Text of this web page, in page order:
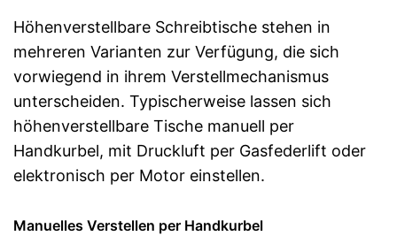
Höhenverstellbare Schreibtische stehen in
mehreren Varianten zur Verfügung, die sich
vorwiegend in ihrem Verstellmechanismus
unterscheiden. Typischerweise lassen sich
höhenverstellbare Tische manuell per
Handkurbel, mit Druckluft per Gasfederlift oder
elektronisch per Motor einstellen.
Manuelles Verstellen per Handkurbel